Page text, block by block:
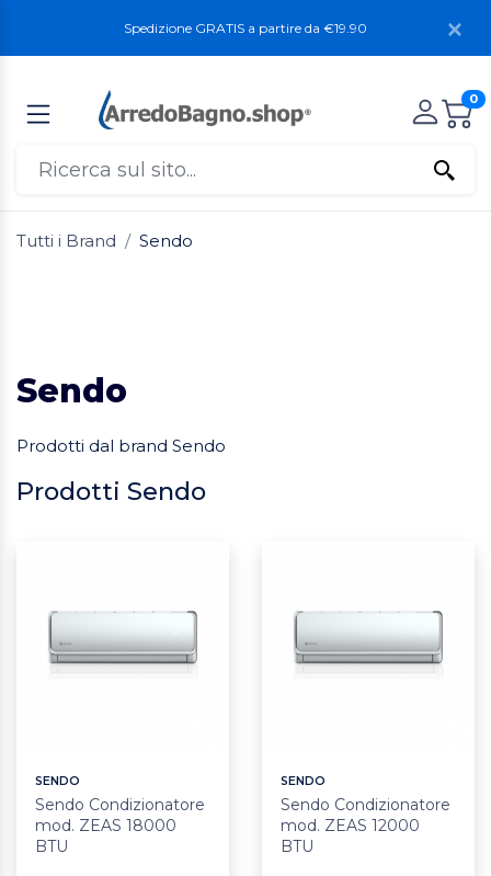
Spedizione GRATIS a partire da €19.90
0
Tutti i Brand Sendo
Sendo
Prodotti dal brand Sendo
Prodotti Sendo
SENDO
Sendo Condizionatore
mod. ZEAS 18000
BTU
SENDO
Sendo Condizionatore
mod. ZEAS 12000
BTU